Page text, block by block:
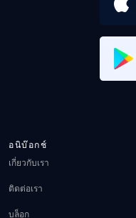
อนิบ๊อกช์
เกี่ยวกับเรา
ติดต่อเรา
บล็อก